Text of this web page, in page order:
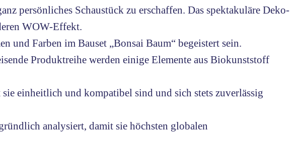
persönliches Schaustück zu erschaffen. Das spektakuläre Deko-
WOW-Effekt.
und Farben im Bauset „Bonsai Baum“ begeistert sein.
Produktreihe werden einige Elemente aus Biokunststoff
einheitlich und kompatibel sind und sich stets zuverlässig
analysiert, damit sie höchsten globalen